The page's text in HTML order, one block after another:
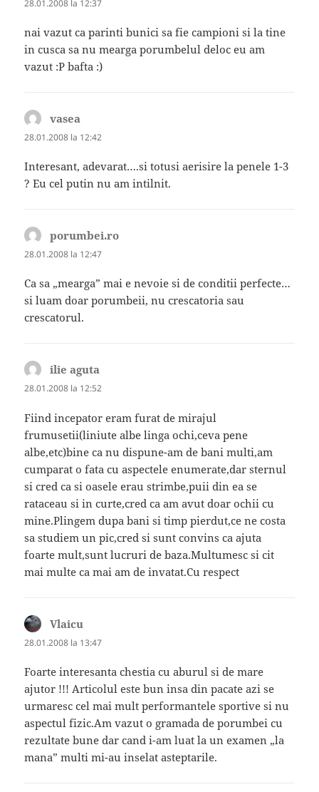
28.01.2008 la 12:37
nai vazut ca parinti bunici sa fie campioni si la tine
in cusca sa nu mearga porumbelul deloc eu am
vazut :P bafta :)
vasea
28.01.2008 la 12:42
Interesant, adevarat….si totusi aerisire la penele 1-3
? Eu cel putin nu am intilnit.
porumbei.ro
28.01.2008 la 12:47
Ca sa „mearga” mai e nevoie si de conditii perfecte…
si luam doar porumbeii, nu crescatoria sau
crescatorul.
ilie aguta
28.01.2008 la 12:52
Fiind incepator eram furat de mirajul
frumusetii(liniute albe linga ochi,ceva pene
albe,etc)bine ca nu dispune-am de bani multi,am
cumparat o fata cu aspectele enumerate,dar sternul
si cred ca si oasele erau strimbe,puii din ea se
rataceau si in curte,cred ca am avut doar ochii cu
mine.Plingem dupa bani si timp pierdut,ce ne costa
sa studiem un pic,cred si sunt convins ca ajuta
foarte mult,sunt lucruri de baza.Multumesc si cit
mai multe ca mai am de invatat.Cu respect
Vlaicu
28.01.2008 la 13:47
Foarte interesanta chestia cu aburul si de mare
ajutor !!! Articolul este bun insa din pacate azi se
urmaresc cel mai mult performantele sportive si nu
aspectul fizic.Am vazut o gramada de porumbei cu
rezultate bune dar cand i-am luat la un examen „la
mana” multi mi-au inselat asteptarile.